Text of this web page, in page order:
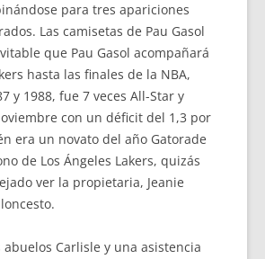
para tres apariciones
Las camisetas de Pau Gasol
que Pau Gasol acompañará
hasta las finales de la NBA,
y 1988, fue 7 veces All-Star y
con un déficit del 1,3 por
era un novato del año Gatorade
de Los Ángeles Lakers, quizás
ver la propietaria, Jeanie
Carlisle y una asistencia